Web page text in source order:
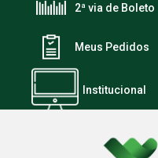
2ª via de Boleto
Meus Pedidos
Institucional